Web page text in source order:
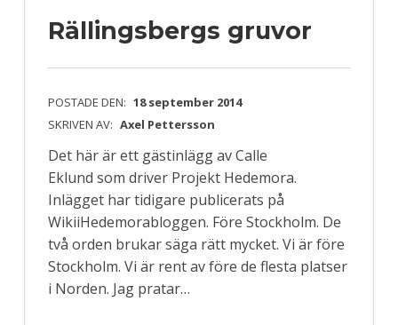
Rällingsbergs gruvor
POSTADE DEN: 18 september 2014
SKRIVEN AV: Axel Pettersson
Det här är ett gästinlägg av Calle
Eklund som driver Projekt Hedemora.
Inlägget har tidigare publicerats på
WikiiHedemorabloggen. Före Stockholm. De
två orden brukar säga rätt mycket. Vi är före
Stockholm. Vi är rent av före de flesta platser
i Norden. Jag pratar…